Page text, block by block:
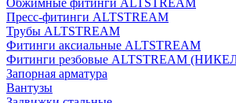
Пресс-фитинги ALTSTREAM
Трубы ALTSTREAM
Фитинги аксиальные ALTSTREAM
Фитинги резбовые ALTSTREAM
Запорная арматура
Вантузы